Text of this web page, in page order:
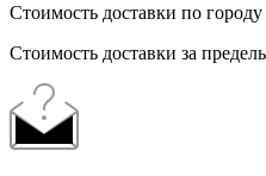
Стоимость доставки по городу
Стоимость доставки за